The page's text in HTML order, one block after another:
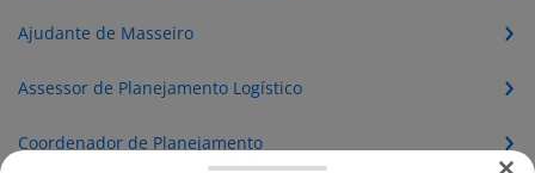
Ajudante de Masseiro
Assessor de Planejamento Logístico
Coordenador de Planejamento